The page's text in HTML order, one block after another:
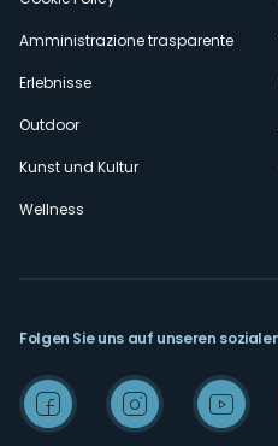
Amministrazione trasparente
Erlebnisse
Outdoor
Kunst und Kultur
Wellness
Folgen Sie uns auf unseren